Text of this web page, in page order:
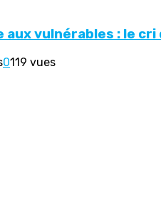
aux vulnérables : le cri
0119 vues